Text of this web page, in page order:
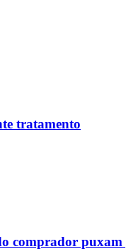
tratamento
comprador puxam